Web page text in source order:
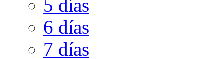
5 días
6 días
7 días